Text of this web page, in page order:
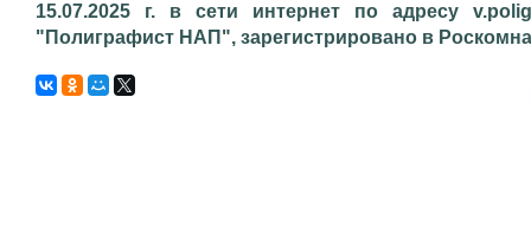
15.07.2025 г. в сети интернет по адресу
"Полиграфист НАП", зарегистрировано в